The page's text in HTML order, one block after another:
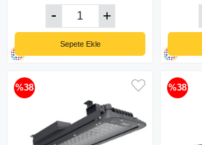
Sepete Ekle
%38 %38